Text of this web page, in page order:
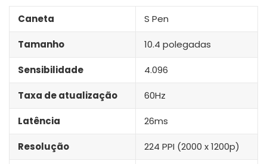
Caneta S Pen
Tamanho 10.4 polegadas
Sensibilidade 4.096
Taxa de atualização 60Hz
Latência 26ms
Resolução 224 PPI (2000 x 1200p)